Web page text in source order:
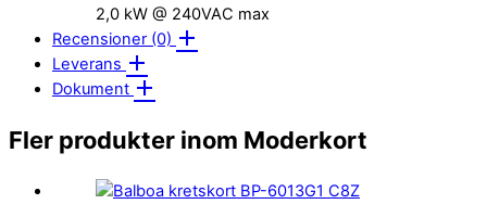
2,0 kW @ 240VAC max
Recensioner (0)
Leverans
Dokument
Fler produkter inom Moderkort